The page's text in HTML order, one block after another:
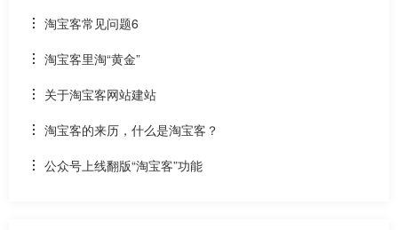
淘宝客常见问题6
淘宝客里淘“黄金”
关于淘宝客网站建站
淘宝客的来历，什么是淘宝客？
公众号上线翻版“淘宝客”功能